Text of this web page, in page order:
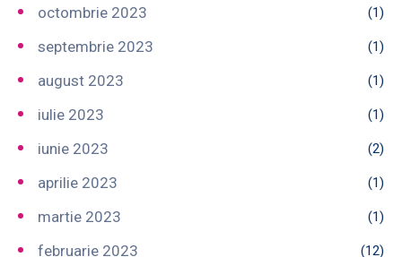
octombrie 2023 (1)
septembrie 2023 (1)
august 2023 (1)
iulie 2023 (1)
iunie 2023 (2)
aprilie 2023 (1)
martie 2023 (1)
februarie 2023 (12)